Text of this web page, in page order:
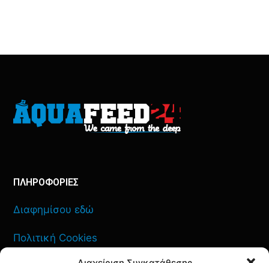
ΠΛΗΡΟΦΟΡΙΕΣ
Διαφημίσου εδώ
Πολιτική Cookies